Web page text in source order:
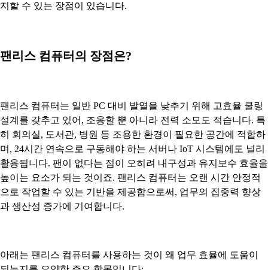
지할 수 있는 장점이 있습니다.
팬리스 컴퓨터의 장점은?
팬리스 컴퓨터는 일반 PC 대비 발열을 낮추기 위해 고효율 쿨링
설계를 갖추고 있어, 조용할 뿐 아니라 전력 소모도 적습니다. 특
히 회의실, 도서관, 병원 등 조용한 환경이 필요한 공간에 적합하
며, 24시간 연속으로 구동해야 하는 서버나 IoT 시스템에도 널리
활용됩니다. 팬이 없다는 점이 오히려 내구성과 유지보수 효율을
높이는 요소가 되는 것이죠. 팬리스 컴퓨터는 오랜 시간 안정적
으로 작업할 수 있는 기반을 제공함으로써, 업무의 집중력 향상
과 생산성 증가에 기여합니다.
아래는 팬리스 컴퓨터를 사용하는 것이 왜 업무 효율에 도움이